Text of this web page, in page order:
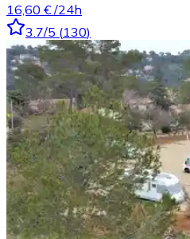
16,60 € /24h
3.7/5 (130)